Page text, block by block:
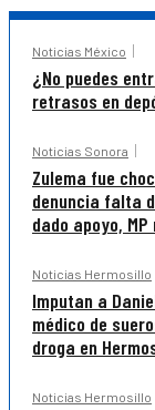
Noticias México
¿No puedes
retrasos en
Noticias Sonora
Zulema fue
denuncia falta
dado apoyo,
Noticias Hermosillo
Imputan a
médico de
droga en
Noticias Hermosillo